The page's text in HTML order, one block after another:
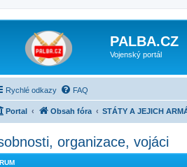
PALBA.CZ
Vojenský portál
Rychlé odkazy FAQ
Portal Obsah fóra STÁTY A JEJICH
organizace, vojáci